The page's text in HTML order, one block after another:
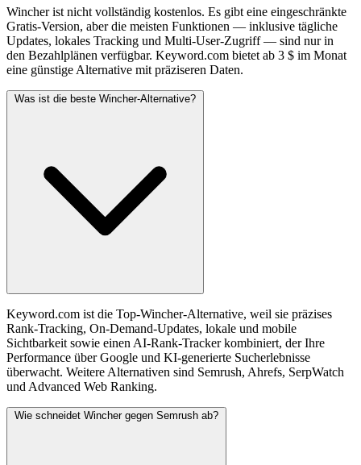
Wincher ist nicht vollständig kostenlos. Es gibt eine eingeschränkte
Gratis-Version, aber die meisten Funktionen — inklusive tägliche
Updates, lokales Tracking und Multi-User-Zugriff — sind nur in
den Bezahlplänen verfügbar. Keyword.com bietet ab 3 $ im Monat
eine günstige Alternative mit präziseren Daten.
Was ist die beste Wincher-Alternative?
Keyword.com ist die Top-Wincher-Alternative, weil sie präzises
Rank-Tracking, On-Demand-Updates, lokale und mobile
Sichtbarkeit sowie einen AI-Rank-Tracker kombiniert, der Ihre
Performance über Google und KI-generierte Sucherlebnisse
überwacht. Weitere Alternativen sind Semrush, Ahrefs, SerpWatch
und Advanced Web Ranking.
Wie schneidet Wincher gegen Semrush ab?